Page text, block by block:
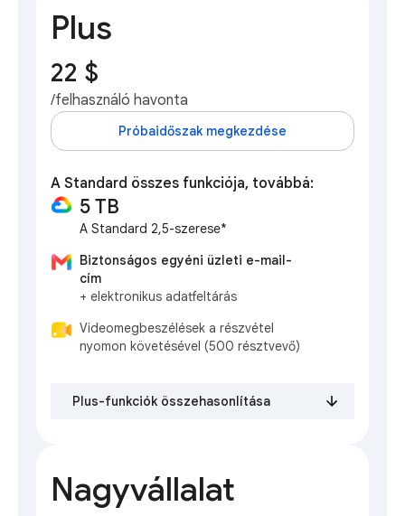
Plus
22 $
/felhasználó havonta
Próbaidőszak megkezdése
A Standard összes funkciója, továbbá:
5 TB
A Standard 2,5-szerese*
Biztonságos egyéni üzleti e-mail-
cím
+ elektronikus adatfeltárás
Videomegbeszélések a részvétel
nyomon követésével (500 résztvevő)
Plus-funkciók összehasonlítása
Nagyvállalat